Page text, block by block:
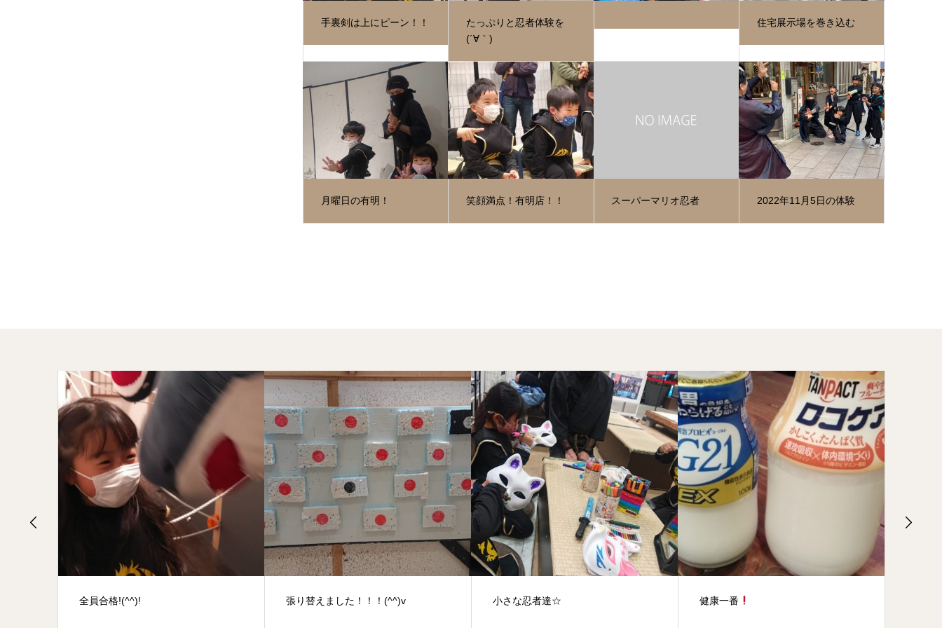
手裏剣は上にピーン！！
たっぷりと忍者体験を
(´∀｀)
住宅展示場を巻き込む
月曜日の有明！ 笑顔満点！有明店！！ スーパーマリオ忍者 2022年11月5日の体験
張り替えました！！！(^^)v 小さな忍者達☆ 健康一番 新事業のお知らせ